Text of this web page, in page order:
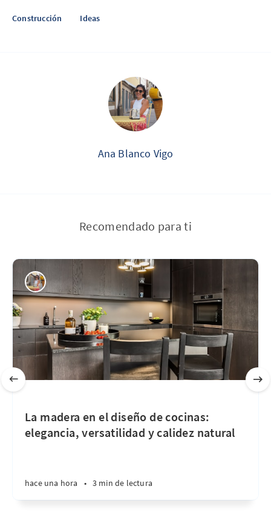
Construcción Ideas
Ana Blanco Vigo
Recomendado para ti
La madera en el diseño de cocinas:
elegancia, versatilidad y calidez natural
hace una hora • 3 min de lectura